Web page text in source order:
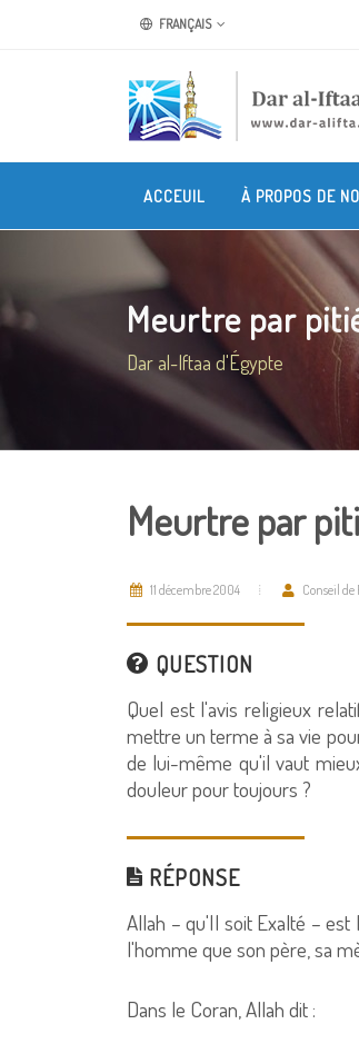
FRANÇAIS
ACCEUIL À PROPOS DE
Meurtre par
Dar al-Iftaa d'Égypte
Meurtre par
11 décembre 2004 Conseil de
QUESTION
Quel est l'avis religieux
mettre un terme à sa vie
de lui-même qu'il vaut
douleur pour toujours ?
RÉPONSE
Allah – qu'Il soit Exalté –
l'homme que son père, sa
Dans le Coran, Allah dit :